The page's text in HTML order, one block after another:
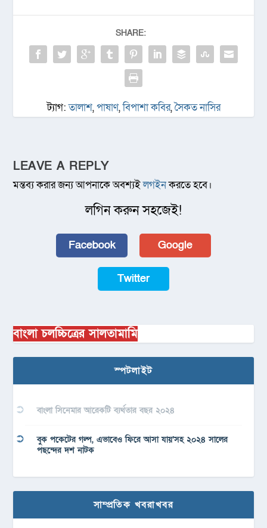
SHARE:
ট্যাগ:তালাশ,পাষাণ,বিপাশা কবির,সৈকত নাসির
LEAVE A REPLY
মন্তব্য করার জন্য আপনাকে অবশ্যইলগইনকরতে হবে।
লগিন করুন সহজেই!
Facebook Google
Twitter
বাংলা চলচ্চিত্রের সালতামামি
স্পটলাইট
বাংলা সিনেমার আরেকটি ব্যর্থতার বছর ২০২৪
বুক পকেটের গল্প, এভাবেও ফিরে আসা যায়’সহ ২০২৪ সালের
পছন্দের দশ নাটক
সাম্প্রতিক খবরাখবর